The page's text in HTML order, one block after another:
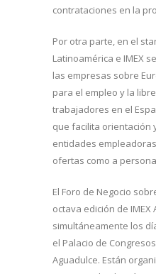
contrataciones en la
Por otra parte, en el
Latinoamérica e IMEX
las empresas sobre
para el empleo y la
trabajadores en el
que facilita orientación
entidades
ofertas como a
El Foro de Negocio
octava edición de
simultáneamente los
el Palacio de
Aguadulce. Están